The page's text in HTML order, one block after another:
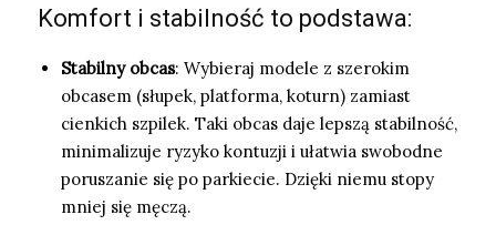
Komfort i stabilność to podstawa:
Stabilny obcas: Wybieraj modele z szerokim
obcasem (słupek, platforma, koturn) zamiast
cienkich szpilek. Taki obcas daje lepszą stabilność,
minimalizuje ryzyko kontuzji i ułatwia swobodne
poruszanie się po parkiecie. Dzięki niemu stopy
mniej się męczą.